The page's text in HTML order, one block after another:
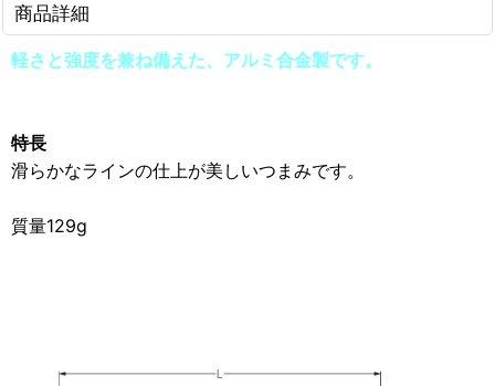
商品詳細
軽さと強度を兼ね備えた、アルミ合金製です。
特長
滑らかなラインの仕上が美しいつまみです。
質量129g